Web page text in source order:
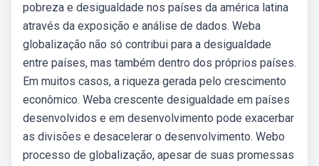
pobreza e desigualdade nos países da américa latina
através da exposição e análise de dados. Weba
globalização não só contribui para a desigualdade
entre países, mas também dentro dos próprios países.
Em muitos casos, a riqueza gerada pelo crescimento
econômico. Weba crescente desigualdade em países
desenvolvidos e em desenvolvimento pode exacerbar
as divisões e desacelerar o desenvolvimento. Webo
processo de globalização, apesar de suas promessas